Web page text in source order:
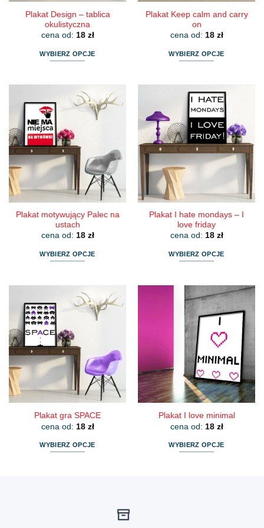
Plakat Design – tablica
okulistyczna
cena od: 18 zł
WYBIERZ OPCJE
wiele
wariantów.
Opcje
można
wybrać
na
stronie
produktu
Plakat Keep calm and carry
on
cena od: 18 zł
WYBIERZ OPCJE
ma
wiele
wariantów.
Opcje
można
wybrać
produktu
Plakat motywujący Palec na
ustach
cena od: 18 zł
WYBIERZ OPCJE
wiele
wariantów.
Opcje
można
wybrać
na
stronie
produktu
Plakat I hate mondays – I
love friday
cena od: 18 zł
WYBIERZ OPCJE
wiele
wariantów.
Opcje
można
wybrać
na
stronie
produktu
Plakat gra SPACE
cena od: 18 zł
WYBIERZ OPCJE
Plakat I love minimal
cena od: 18 zł
WYBIERZ OPCJE